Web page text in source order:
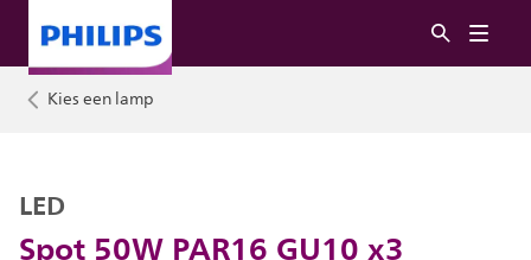
Kies een lamp
Spot 50W PAR16 GU10 x3
LED